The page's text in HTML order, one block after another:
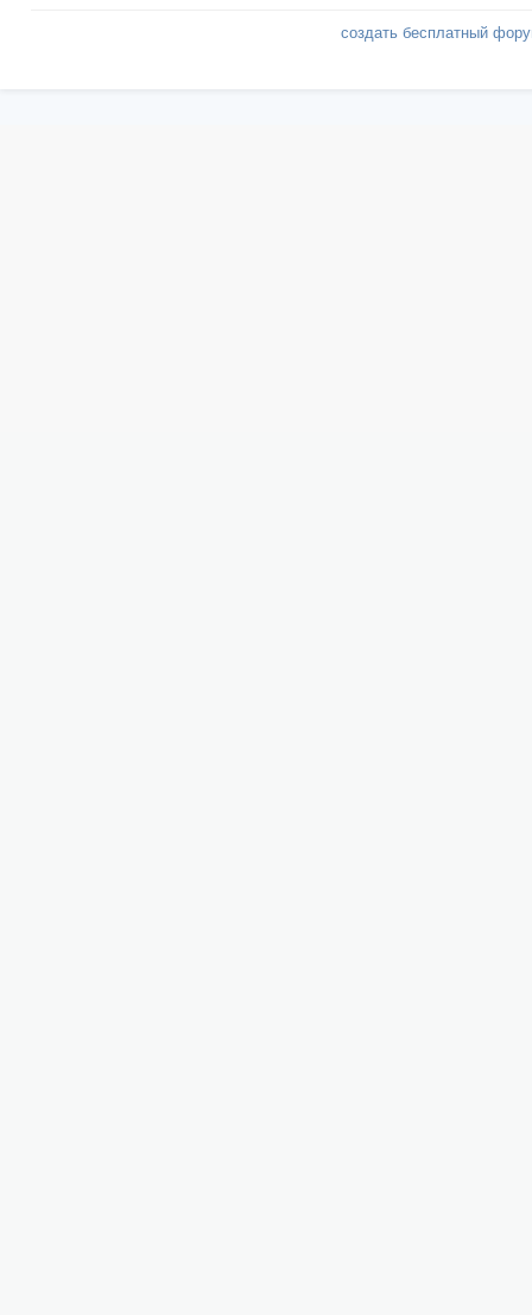
создать бесплатный